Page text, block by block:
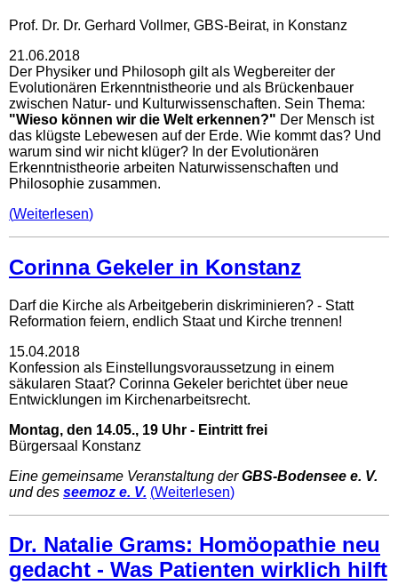
Prof. Dr. Dr. Gerhard Vollmer, GBS-Beirat, in Konstanz
21.06.2018
Der Physiker und Philosoph gilt als Wegbereiter der
Evolutionären Erkenntnistheorie und als Brückenbauer
zwischen Natur- und Kulturwissenschaften. Sein Thema:
"Wieso können wir die Welt erkennen?" Der Mensch ist
das klügste Lebewesen auf der Erde. Wie kommt das? Und
warum sind wir nicht klüger? In der Evolutionären
Erkenntnistheorie arbeiten Naturwissenschaften und
Philosophie zusammen.
Weiterlesen
Corinna Gekeler in Konstanz
Darf die Kirche als Arbeitgeberin diskriminieren? - Statt
Reformation feiern, endlich Staat und Kirche trennen!
15.04.2018
Konfession als Einstellungsvoraussetzung in einem
säkularen Staat? Corinna Gekeler berichtet über neue
Entwicklungen im Kirchenarbeitsrecht.
Montag, den 14.05., 19 Uhr - Eintritt frei
Bürgersaal Konstanz
Eine gemeinsame Veranstaltung derGBS-Bodensee e. V.
und des seemoz e. V. Weiterlesen
Dr. Natalie Grams: Homöopathie neu
gedacht - Was Patienten wirklich hilft